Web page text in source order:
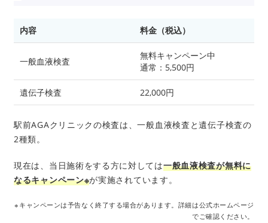
内容 料金（税込）
一般血液検査
無料キャンペーン中
通常：5,500円
遺伝子検査 22,000円
駅前AGAクリニックの検査は、一般血液検査と遺伝子検査の
2種類。
現在は、当日施術をする方に対しては一般血液検査が無料に
なるキャンペーン※が実施されています。
※キャンペーンは予告なく終了する場合があります。詳細は公式ホームページ
でご確認ください。